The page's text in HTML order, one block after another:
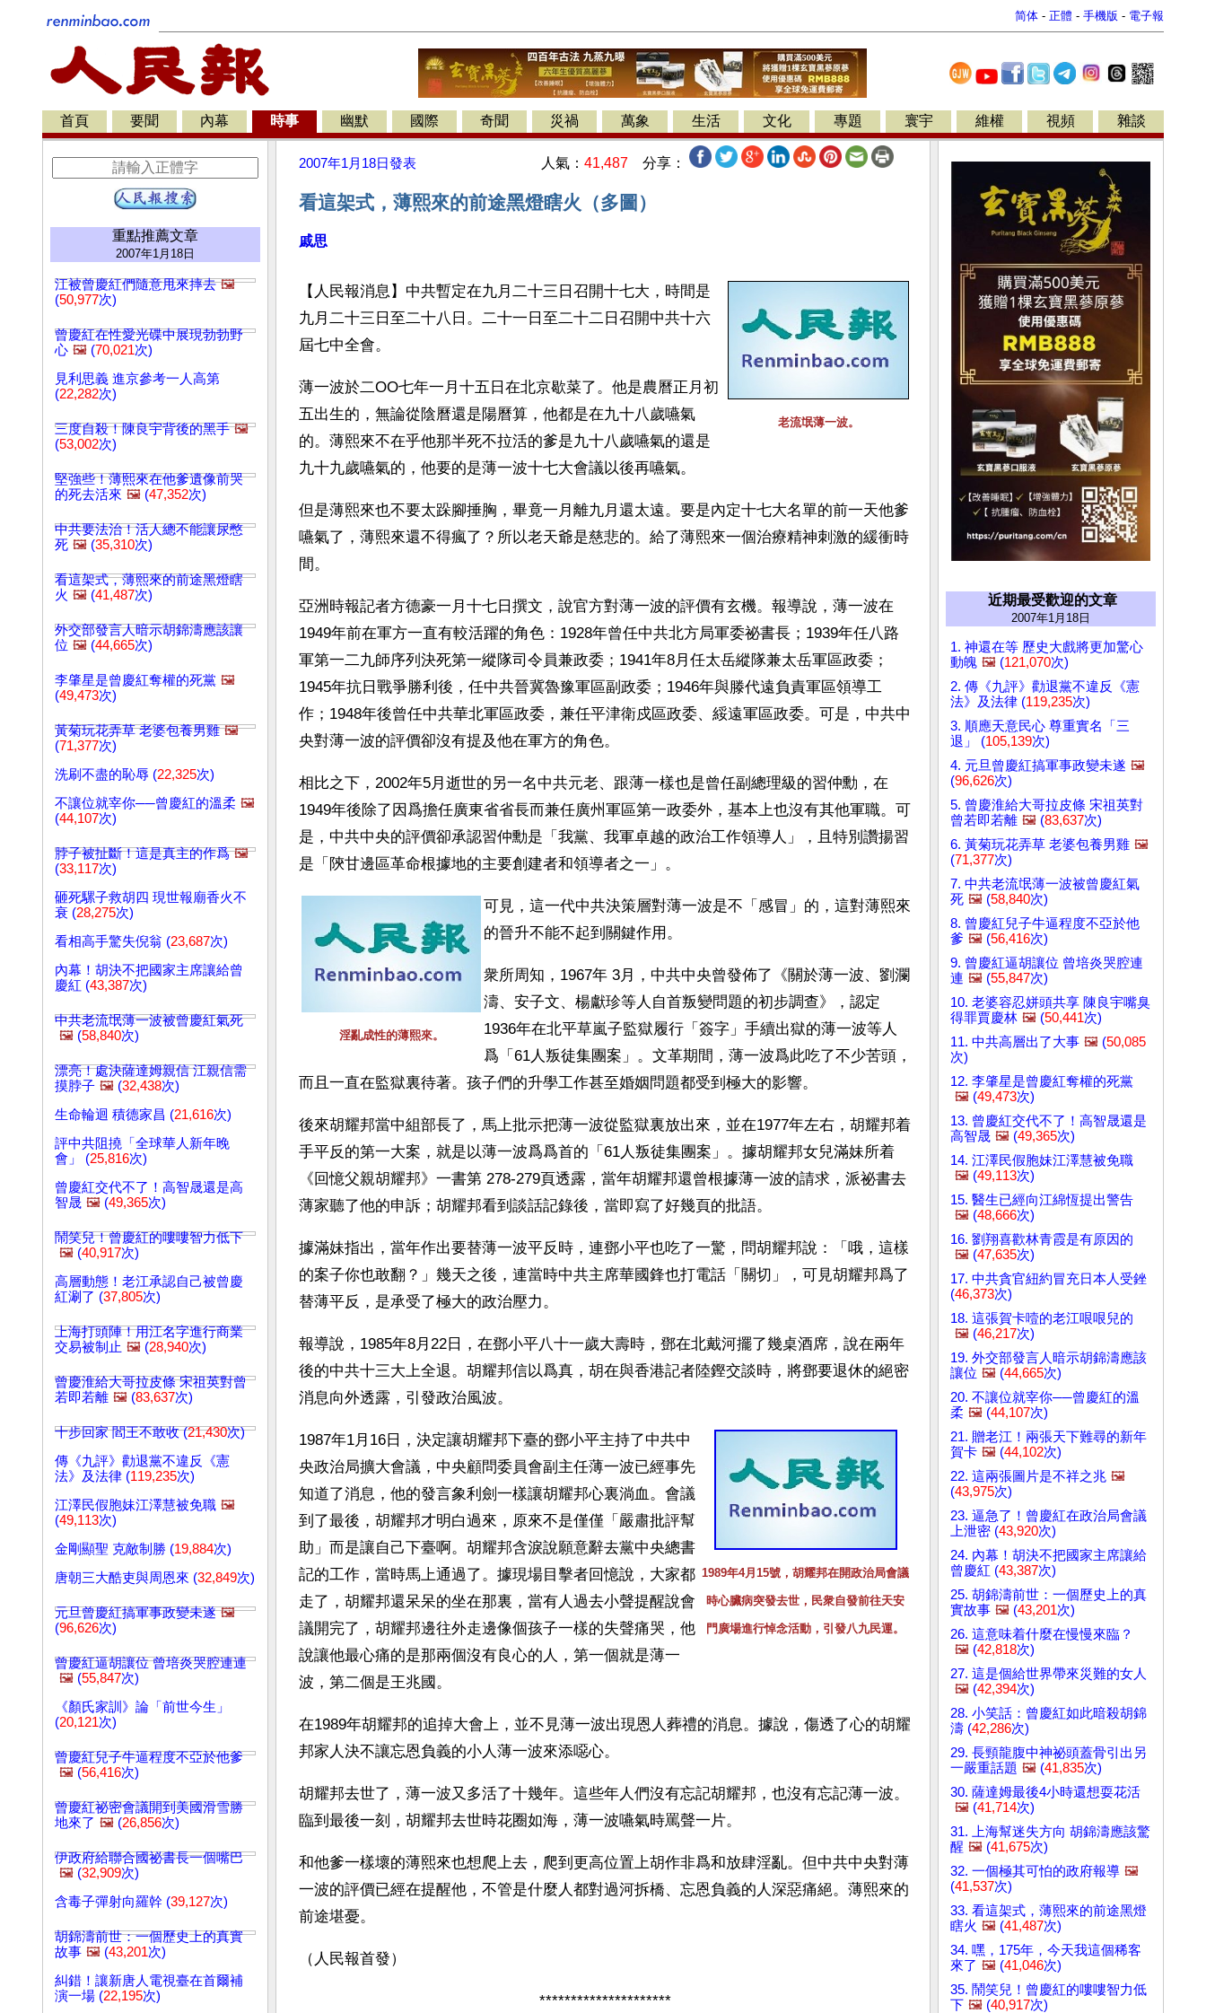
简体 - 正體 - 手機版 - 電子報
首頁 要聞 內幕 時事 幽默 國際 奇聞 災禍 萬象 生活 文化 專題 寰宇 維權 視頻 雜談
重點推薦文章
2007年1月18日
江被曾慶紅們隨意甩來摔去 🖼️
(50,977次)
曾慶紅在性愛光碟中展現勃勃野
心 🖼️ (70,021次)
見利思義 進京參考一人高第
(22,282次)
三度自殺！陳良宇背後的黑手 🖼️
(53,002次)
堅強些！薄熙來在他爹遺像前哭
的死去活來 🖼️ (47,352次)
中共要法治！活人總不能讓尿憋
死 🖼️ (35,310次)
看這架式，薄熙來的前途黑燈瞎
火 🖼️ (41,487次)
外交部發言人暗示胡錦濤應該讓
位 🖼️ (44,665次)
李肇星是曾慶紅奪權的死黨 🖼️
(49,473次)
黃菊玩花弄草 老婆包養男雞 🖼️
(71,377次)
洗刷不盡的恥辱 (22,325次)
不讓位就宰你──曾慶紅的溫柔 🖼️
(44,107次)
脖子被扯斷！這是真主的作爲 🖼️
(33,117次)
砸死騾子救胡四 現世報廟香火不
衰 (28,275次)
看相高手驚失倪翁 (23,687次)
內幕！胡決不把國家主席讓給曾
慶紅 (43,387次)
中共老流氓薄一波被曾慶紅氣死
🖼️ (58,840次)
漂亮！處決薩達姆親信 江親信需
摸脖子 🖼️ (32,438次)
生命輪迴 積德家昌 (21,616次)
評中共阻撓「全球華人新年晚
會」 (25,816次)
曾慶紅交代不了！高智晟還是高
智晟 🖼️ (49,365次)
鬧笑兒！曾慶紅的嘍嘍智力低下
🖼️ (40,917次)
高層動態！老江承認自己被曾慶
紅涮了 (37,805次)
上海打頭陣！用江名字進行商業
交易被制止 🖼️ (28,940次)
曾慶淮給大哥拉皮條 宋祖英對曾
若即若離 🖼️ (83,637次)
十步回家 閻王不敢收 (21,430次)
傳《九評》勸退黨不違反《憲
法》及法律 (119,235次)
江澤民假胞妹江澤慧被免職 🖼️
(49,113次)
金剛顯聖 克敵制勝 (19,884次)
唐朝三大酷吏與周恩來 (32,849次)
元旦曾慶紅搞軍事政變未遂 🖼️
(96,626次)
曾慶紅逼胡讓位 曾培炎哭腔連連
🖼️ (55,847次)
《顏氏家訓》論「前世今生」
(20,121次)
曾慶紅兒子牛逼程度不亞於他爹
🖼️ (56,416次)
曾慶紅祕密會議開到美國滑雪勝
地來了 🖼️ (26,856次)
伊政府給聯合國祕書長一個嘴巴
🖼️ (32,909次)
含毒子彈射向羅幹 (39,127次)
胡錦濤前世：一個歷史上的真實
故事 🖼️ (43,201次)
糾錯！讓新唐人電視臺在首爾補
演一場 (22,195次)
2007年1月18日發表 人氣： 41,487 分享：
看這架式，薄熙來的前途黑燈瞎火（多圖）
戚思
老流氓薄一波。
【人民報消息】中共暫定在九月二十三日召開十七大，時間是
九月二十三日至二十八日。二十一日至二十二日召開中共十六
屆七中全會。
薄一波於二OO七年一月十五日在北京歇菜了。他是農曆正月初
五出生的，無論從陰曆還是陽曆算，他都是在九十八歲嚥氣
的。薄熙來不在乎他那半死不拉活的爹是九十八歲嚥氣的還是
九十九歲嚥氣的，他要的是薄一波十七大會議以後再嚥氣。
但是薄熙來也不要太跺腳捶胸，畢竟一月離九月還太遠。要是內定十七大名單的前一天他爹
嚥氣了，薄熙來還不得瘋了？所以老天爺是慈悲的。給了薄熙來一個治療精神刺激的緩衝時
間。
亞洲時報記者方德豪一月十七日撰文，說官方對薄一波的評價有玄機。報導說，薄一波在
1949年前在軍方一直有較活躍的角色：1928年曾任中共北方局軍委祕書長；1939年任八路
軍第一二九師序列決死第一縱隊司令員兼政委；1941年8月任太岳縱隊兼太岳軍區政委；
1945年抗日戰爭勝利後，任中共晉冀魯豫軍區副政委；1946年與滕代遠負責軍區領導工
作；1948年後曾任中共華北軍區政委，兼任平津衛戍區政委、綏遠軍區政委。可是，中共中
央對薄一波的評價卻沒有提及他在軍方的角色。
相比之下，2002年5月逝世的另一名中共元老、跟薄一樣也是曾任副總理級的習仲勳，在
1949年後除了因爲擔任廣東省省長而兼任廣州軍區第一政委外，基本上也沒有其他軍職。可
是，中共中央的評價卻承認習仲勳是「我黨、我軍卓越的政治工作領導人」，且特別讚揚習
是「陝甘邊區革命根據地的主要創建者和領導者之一」。
淫亂成性的薄熙來。
可見，這一代中共決策層對薄一波是不「感冒」的，這對薄熙來
的晉升不能不起到關鍵作用。
衆所周知，1967年 3月，中共中央曾發佈了《關於薄一波、劉瀾
濤、安子文、楊獻珍等人自首叛變問題的初步調查》，認定
1936年在北平草嵐子監獄履行「簽字」手續出獄的薄一波等人
爲「61人叛徒集團案」。文革期間，薄一波爲此吃了不少苦頭，
而且一直在監獄裏待著。孩子們的升學工作甚至婚姻問題都受到極大的影響。
後來胡耀邦當中組部長了，馬上批示把薄一波從監獄裏放出來，並在1977年左右，胡耀邦着
手平反的第一大案，就是以薄一波爲爲首的「61人叛徒集團案」。據胡耀邦女兒滿妹所着
《回憶父親胡耀邦》一書第 278-279頁透露，當年胡耀邦還曾根據薄一波的請求，派祕書去
薄家聽了他的申訴；胡耀邦看到談話記錄後，當即寫了好幾頁的批語。
據滿妹指出，當年作出要替薄一波平反時，連鄧小平也吃了一驚，問胡耀邦說：「哦，這樣
的案子你也敢翻？」幾天之後，連當時中共主席華國鋒也打電話「關切」，可見胡耀邦爲了
替薄平反，是承受了極大的政治壓力。
報導說，1985年8月22日，在鄧小平八十一歲大壽時，鄧在北戴河擺了幾桌酒席，說在兩年
後的中共十三大上全退。胡耀邦信以爲真，胡在與香港記者陸鏗交談時，將鄧要退休的絕密
消息向外透露，引發政治風波。
1989年4月15號，胡耀邦在開政治局會議
時心臟病突發去世，民衆自發前往天安
門廣場進行悼念活動，引發八九民運。
1987年1月16日，決定讓胡耀邦下臺的鄧小平主持了中共中
央政治局擴大會議，中央顧問委員會副主任薄一波已經事先
知道了消息，他的發言象利劍一樣讓胡耀邦心裏淌血。會議
到了最後，胡耀邦才明白過來，原來不是僅僅「嚴肅批評幫
助」而是讓自己下臺啊。胡耀邦含淚說願意辭去黨中央總書
記的工作，當時馬上通過了。據現場目擊者回憶說，大家都
走了，胡耀邦還呆呆的坐在那裏，當有人過去小聲提醒說會
議開完了，胡耀邦邊往外走邊像個孩子一樣的失聲痛哭，他
說讓他最心痛的是那兩個沒有良心的人，第一個就是薄一
波，第二個是王兆國。
在1989年胡耀邦的追掉大會上，並不見薄一波出現恩人葬禮的消息。據說，傷透了心的胡耀
邦家人決不讓忘恩負義的小人薄一波來添噁心。
胡耀邦去世了，薄一波又多活了十幾年。這些年人們沒有忘記胡耀邦，也沒有忘記薄一波。
臨到最後一刻，胡耀邦去世時花圈如海，薄一波嚥氣時罵聲一片。
和他爹一樣壞的薄熙來也想爬上去，爬到更高位置上胡作非爲和放肆淫亂。但中共中央對薄
一波的評價已經在提醒他，不管是什麼人都對過河拆橋、忘恩負義的人深惡痛絕。薄熙來的
前途堪憂。
（人民報首發）
*********************
近期最受歡迎的文章
2007年1月18日
1. 神還在等 歷史大戲將更加驚心
動魄 🖼️ (121,070次)
2. 傳《九評》勸退黨不違反《憲
法》及法律 (119,235次)
3. 順應天意民心 尊重實名「三
退」 (105,139次)
4. 元旦曾慶紅搞軍事政變未遂 🖼️
(96,626次)
5. 曾慶淮給大哥拉皮條 宋祖英對
曾若即若離 🖼️ (83,637次)
6. 黃菊玩花弄草 老婆包養男雞 🖼️
(71,377次)
7. 中共老流氓薄一波被曾慶紅氣
死 🖼️ (58,840次)
8. 曾慶紅兒子牛逼程度不亞於他
爹 🖼️ (56,416次)
9. 曾慶紅逼胡讓位 曾培炎哭腔連
連 🖼️ (55,847次)
10. 老婆容忍姘頭共享 陳良宇嘴臭
得罪賈慶林 🖼️ (50,441次)
11. 中共高層出了大事 🖼️ (50,085
次)
12. 李肇星是曾慶紅奪權的死黨
🖼️ (49,473次)
13. 曾慶紅交代不了！高智晟還是
高智晟 🖼️ (49,365次)
14. 江澤民假胞妹江澤慧被免職
🖼️ (49,113次)
15. 醫生已經向江綿恆提出警告
🖼️ (48,666次)
16. 劉翔喜歡林青霞是有原因的
🖼️ (47,635次)
17. 中共貪官紐約冒充日本人受銼
(46,373次)
18. 這張賀卡噎的老江哏哏兒的
🖼️ (46,217次)
19. 外交部發言人暗示胡錦濤應該
讓位 🖼️ (44,665次)
20. 不讓位就宰你──曾慶紅的溫
柔 🖼️ (44,107次)
21. 贈老江！兩張天下難尋的新年
賀卡 🖼️ (44,102次)
22. 這兩張圖片是不祥之兆 🖼️
(43,975次)
23. 逼急了！曾慶紅在政治局會議
上泄密 (43,920次)
24. 內幕！胡決不把國家主席讓給
曾慶紅 (43,387次)
25. 胡錦濤前世：一個歷史上的真
實故事 🖼️ (43,201次)
26. 這意味着什麼在慢慢來臨？
🖼️ (42,818次)
27. 這是個給世界帶來災難的女人
🖼️ (42,394次)
28. 小笑話：曾慶紅如此暗殺胡錦
濤 (42,286次)
29. 長頸龍腹中神祕頭蓋骨引出另
一嚴重話題 🖼️ (41,835次)
30. 薩達姆最後4小時還想耍花活
🖼️ (41,714次)
31. 上海幫迷失方向 胡錦濤應該驚
醒 🖼️ (41,675次)
32. 一個極其可怕的政府報導 🖼️
(41,537次)
33. 看這架式，薄熙來的前途黑燈
瞎火 🖼️ (41,487次)
34. 嘿，175年，今天我這個稀客
來了 🖼️ (41,046次)
35. 鬧笑兒！曾慶紅的嘍嘍智力低
下 🖼️ (40,917次)